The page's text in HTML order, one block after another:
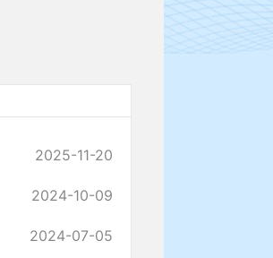
2025-11-20
2024-10-09
2024-07-05